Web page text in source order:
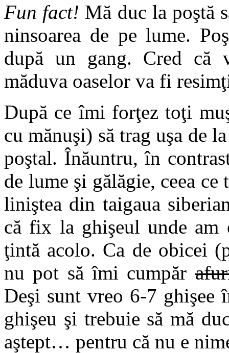
Fun fact! Mă duc la poştă
ninsoarea de pe lume.
după un gang. Cred că
măduva oaselor va fi
După ce îmi forţez toţi
cu mănuşi) să trag uşa de
poştal. Înăuntru, în
de lume şi gălăgie, ceea
liniştea din taigaua
că fix la ghişeul unde
ţintă acolo. Ca de obicei
nu pot să îmi cumpăr
Deşi sunt vreo 6-7 ghişee
ghişeu şi trebuie să mă
aştept… pentru că nu e